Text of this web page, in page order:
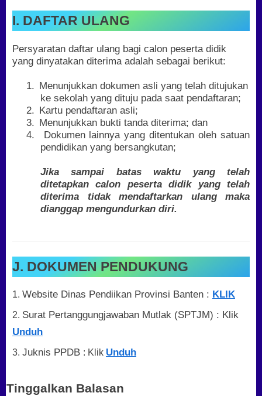
I. DAFTAR ULANG
Persyaratan daftar ulang bagi calon peserta didik
yang dinyatakan diterima adalah sebagai berikut:
1. Menunjukkan dokumen asli yang telah ditujukan
ke sekolah yang dituju pada saat pendaftaran;
2. Kartu pendaftaran asli;
3. Menunjukkan bukti tanda diterima; dan
4.
Dokumen lainnya yang ditentukan oleh satuan
pendidikan yang bersangkutan;
Jika sampai batas waktu yang telah
ditetapkan calon peserta didik yang telah
diterima tidak mendaftarkan ulang maka
dianggap mengundurkan diri.
J. DOKUMEN PENDUKUNG
Website Dinas Pendiikan Provinsi Banten : KLIK
Surat Pertanggungjawaban Mutlak (SPTJM) : Klik
Unduh
Juknis PPDB : Klik Unduh
Tinggalkan Balasan